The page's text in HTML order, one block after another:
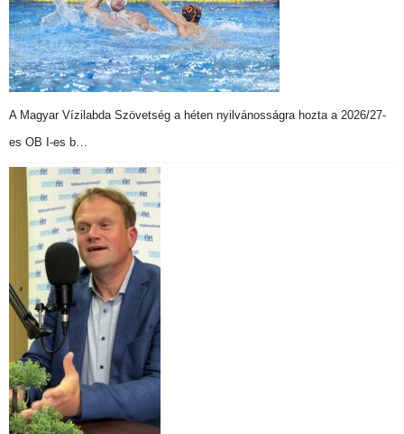
A Magyar Vízilabda Szövetség a héten nyilvánosságra hozta a 2026/27-
es OB I-es b…